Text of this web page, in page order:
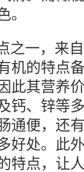
。
之一，来
机的特点
此其营养
钙、锌等
通便，还
好处。此
特点，让